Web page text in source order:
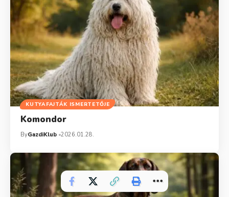
KUTYAFAJTÁK ISMERTETŐJE
Komondor
ByGazdiKlub 2026.01.28.